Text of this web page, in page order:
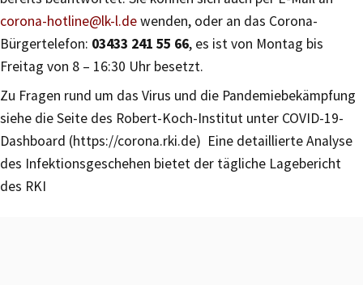
corona-hotline@lk-l.dewenden, oder an das Corona-
Bürgertelefon: 03433 241 55 66, es ist von Montag bis
Freitag von 8 – 16:30 Uhr besetzt.
Zu Fragen rund um das Virus und die Pandemiebekämpfung
siehe die Seite des Robert-Koch-Institut unter COVID-19-
Dashboard (https://corona.rki.de) Eine detaillierte Analyse
des Infektionsgeschehen bietet der tägliche Lagebericht
des RKI